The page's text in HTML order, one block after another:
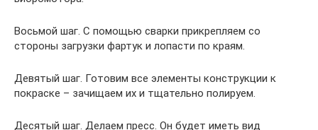
Восьмой шаг. С помощью сварки прикрепляем со
стороны загрузки фартук и лопасти по краям.
Девятый шаг. Готовим все элементы конструкции к
покраске – зачищаем их и тщательно полируем.
Десятый шаг. Делаем пресс. Он будет иметь вид